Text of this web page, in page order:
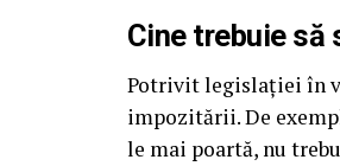
Cine trebuie
Potrivit legislației în
impozitării. De
le mai poartă, nu